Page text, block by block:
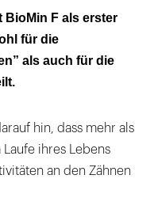
BioMin F als erster
für die
als auch für die
hin, dass mehr als
ihres Lebens
an den Zähnen